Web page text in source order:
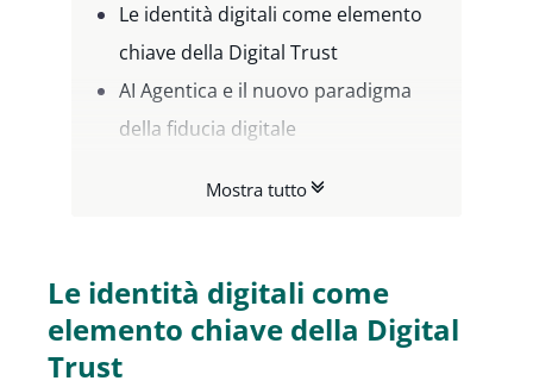
Le identità digitali come elemento
chiave della Digital Trust
AI Agentica e il nuovo paradigma
della fiducia digitale
dell'identità digitale
per le imprese
Un ecosistema che richiede
interoperabilità reale
Mostra tutto
Le identità digitali come
elemento chiave della Digital
Trust